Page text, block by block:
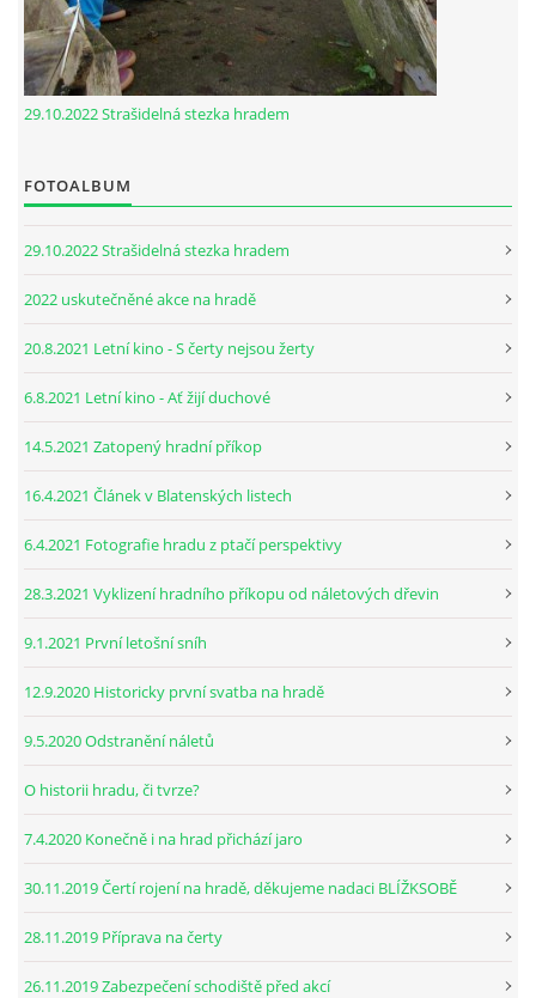
29.10.2022 Strašidelná stezka hradem
FOTOALBUM
29.10.2022 Strašidelná stezka hradem
2022 uskutečněné akce na hradě
20.8.2021 Letní kino - S čerty nejsou žerty
6.8.2021 Letní kino - Ať žijí duchové
14.5.2021 Zatopený hradní příkop
16.4.2021 Článek v Blatenských listech
6.4.2021 Fotografie hradu z ptačí perspektivy
28.3.2021 Vyklizení hradního příkopu od náletových dřevin
9.1.2021 První letošní sníh
12.9.2020 Historicky první svatba na hradě
9.5.2020 Odstranění náletů
O historii hradu, či tvrze?
7.4.2020 Konečně i na hrad přichází jaro
30.11.2019 Čertí rojení na hradě, děkujeme nadaci BLÍŽKSOBĚ
28.11.2019 Příprava na čerty
26.11.2019 Zabezpečení schodiště před akcí